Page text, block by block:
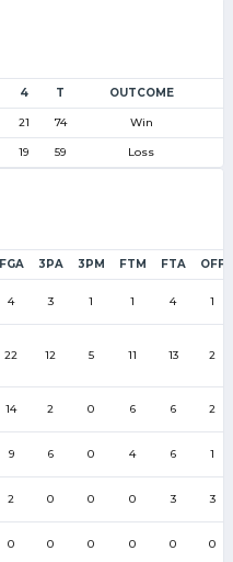
4 T OUTCOME
21 74 Win
19 59 Loss
FGA 3PA 3PM FTM FTA OFF
4 3 1 1 4 1
22 12 5 11 13 2
14 2 0 6 6 2
9 6 0 4 6 1
2 0 0 0 3 3
0 0 0 0 0 0